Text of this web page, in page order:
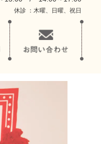
休診 ：木曜、日曜、祝日